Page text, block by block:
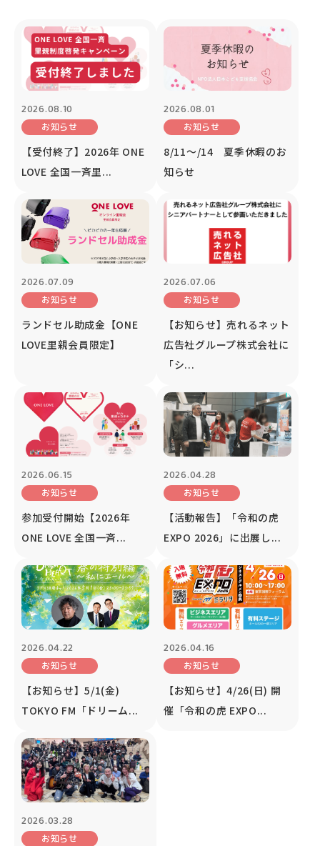
2026.08.10
お知らせ
【受付終了】2026年 ONE
LOVE 全国一斉里...
2026.08.01
お知らせ
8/11～/14 夏季休暇のお
知らせ
2026.07.09
お知らせ
ランドセル助成金【ONE
LOVE里親会員限定】
2026.07.06
お知らせ
【お知らせ】売れるネット
広告社グループ株式会社に
「シ...
2026.06.15
お知らせ
参加受付開始【2026年
ONE LOVE 全国一斉...
2026.04.28
お知らせ
【活動報告】「令和の虎
EXPO 2026」に出展し...
2026.04.22
お知らせ
【お知らせ】5/1(金)
TOKYO FM「ドリーム...
2026.04.16
お知らせ
【お知らせ】4/26(日) 開
催「令和の虎 EXPO...
2026.03.28
お知らせ